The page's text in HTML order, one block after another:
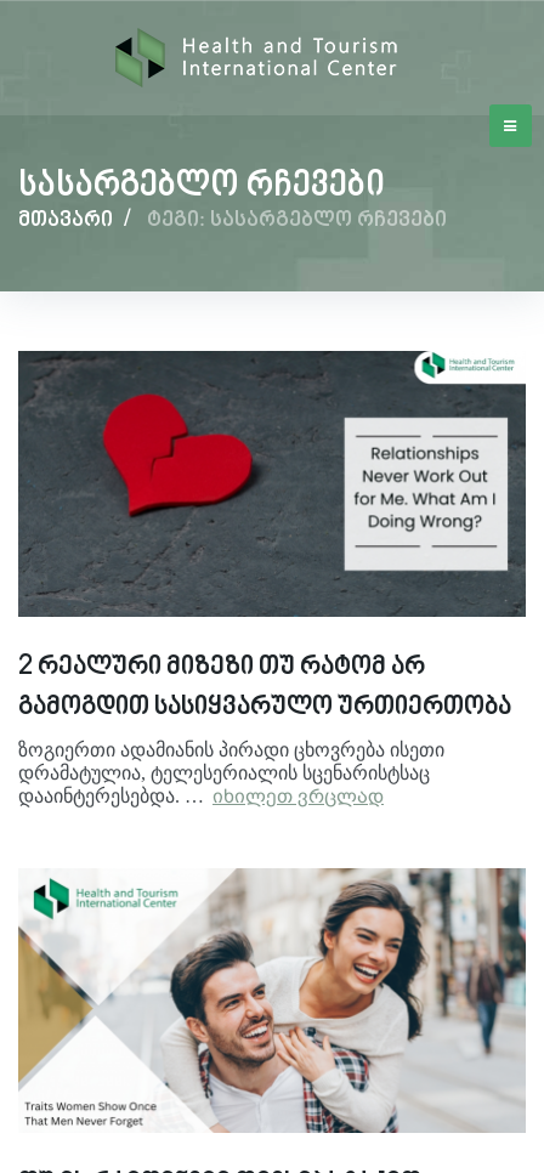
სასარგებლო რჩევები
მთავარი / ტეგი: სასარგებლო რჩევები
სასარგებლო
რჩევები
2 რეალური მიზეზი თუ რატომ არ
გამოგდით სასიყვარულო ურთიერთობა
ზოგიერთი ადამიანის პირადი ცხოვრება ისეთი
დრამატულია, ტელესერიალის სცენარისტსაც
დააინტერესებდა. … იხილეთ ვრცლად